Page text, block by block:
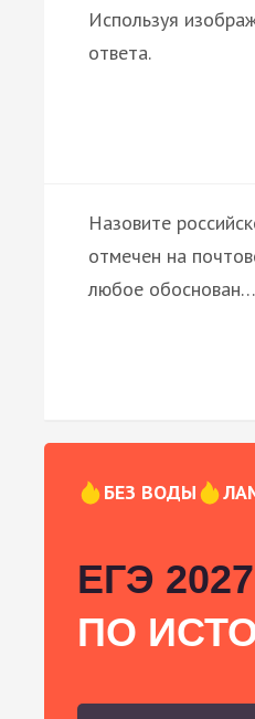
Используя
ответа.
Назовите
отмечен на
любое обоснован…
БЕЗ ВОДЫ
ЕГЭ
ПО